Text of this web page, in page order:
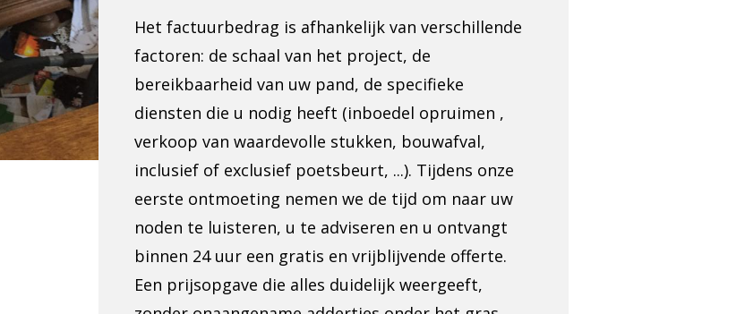
Het factuurbedrag is afhankelijk van verschillende
factoren: de schaal van het project, de
bereikbaarheid van uw pand, de specifieke
diensten die u nodig heeft (inboedel opruimen ,
verkoop van waardevolle stukken, bouwafval,
inclusief of exclusief poetsbeurt, ...). Tijdens onze
eerste ontmoeting nemen we de tijd om naar uw
noden te luisteren, u te adviseren en u ontvangt
binnen 24 uur een gratis en vrijblijvende offerte.
Een prijsopgave die alles duidelijk weergeeft,